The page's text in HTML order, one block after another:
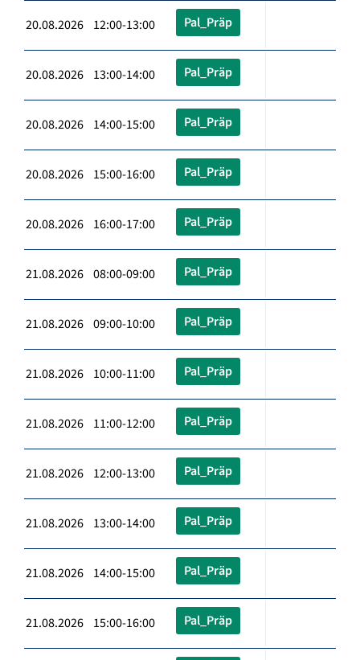
20.08.2026 12:00-13:00 Pal_Präp
20.08.2026 13:00-14:00 Pal_Präp
20.08.2026 14:00-15:00 Pal_Präp
20.08.2026 15:00-16:00 Pal_Präp
20.08.2026 16:00-17:00 Pal_Präp
21.08.2026 08:00-09:00 Pal_Präp
21.08.2026 09:00-10:00 Pal_Präp
21.08.2026 10:00-11:00 Pal_Präp
21.08.2026 11:00-12:00 Pal_Präp
21.08.2026 12:00-13:00 Pal_Präp
21.08.2026 13:00-14:00 Pal_Präp
21.08.2026 14:00-15:00 Pal_Präp
21.08.2026 15:00-16:00 Pal_Präp